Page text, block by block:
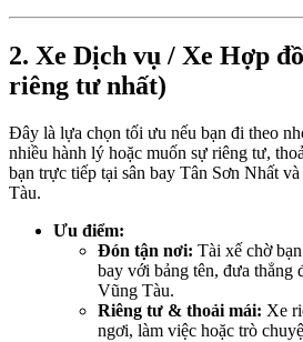
2. Xe Dịch vụ / Xe Hợp
riêng tư nhất)
Đây là lựa chọn tối ưu nếu bạn đi theo
nhiều hành lý hoặc muốn sự riêng tư,
bạn trực tiếp tại sân bay Tân Sơn Nhất
Tàu.
Ưu điểm:
Đón tận nơi: Tài xế chờ
bay với bảng tên, đưa thẳng
Vũng Tàu.
Riêng tư & thoải mái: Xe
ngơi, làm việc hoặc trò